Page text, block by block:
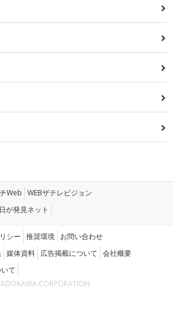
Web WEBザテレビジョン
が発見ネット
シー 推奨環境 お問い合わせ
媒体資料 広告掲載について 会社概要
て
CORPORATION